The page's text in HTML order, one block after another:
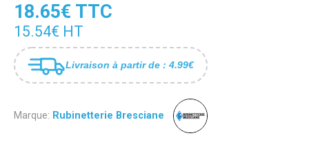
18.65€ TTC
15.54€ HT
Livraison à partir de : 4.99€
Marque: Rubinetterie Bresciane